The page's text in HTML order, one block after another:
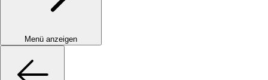
Menü anzeigen